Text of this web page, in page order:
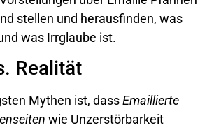
stellen und herausfinden, was
was Irrglaube ist.
Realität
Mythen ist, dassEmaillierte
wie Unzerstörbarkeit